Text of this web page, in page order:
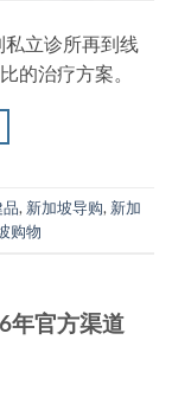
立诊所再到线
的治疗方案。
, 新加坡导购, 新加
购物
年官方渠道